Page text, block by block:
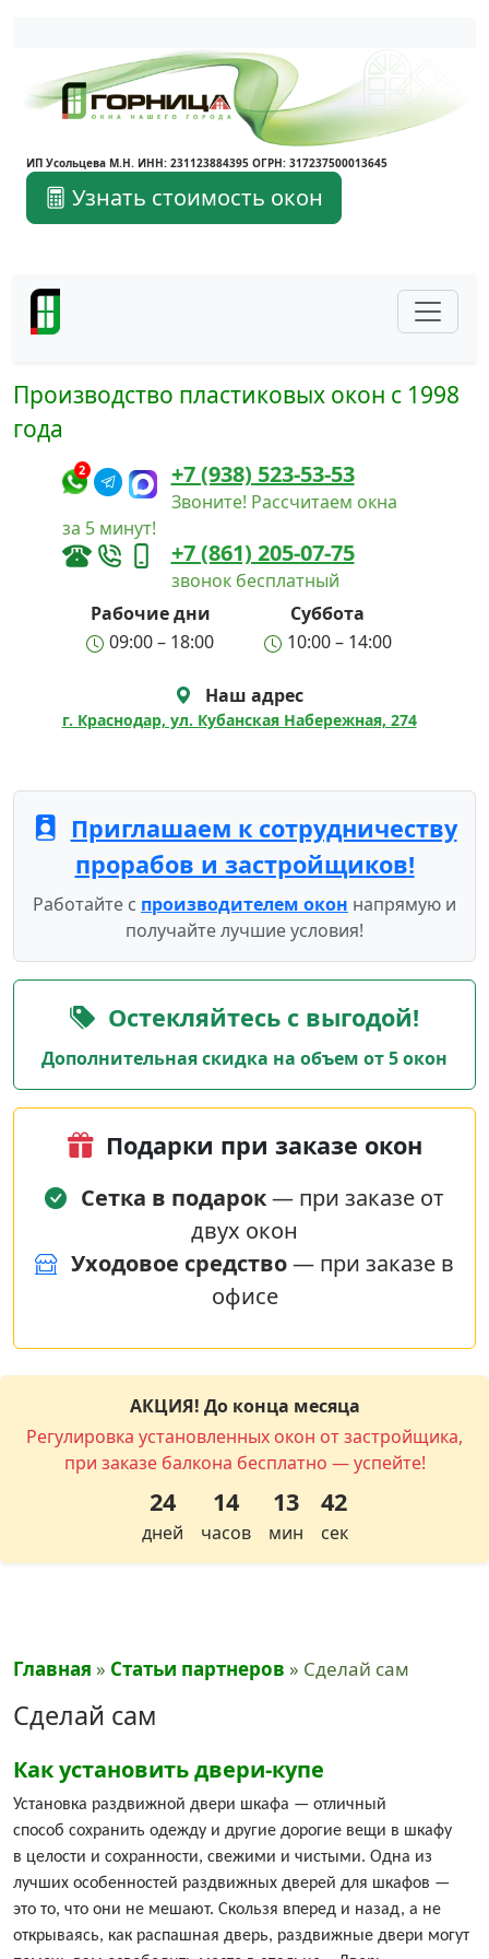
Написать в Max
Написать в Telegram
ИП Усольцева М.Н. ИНН: 231123884395 ОГРН: 317237500013645
Узнать стоимость окон
Производство пластиковых окон с 1998
года
2 +7 (938) 523-53-53
Звоните! Рассчитаем окна
за 5 минут!
+7 (861) 205-07-75
звонок бесплатный
Рабочие дни
Суббота
09:00 – 18:00
10:00 – 14:00
Наш адрес
г. Краснодар, ул. Кубанская Набережная, 274
Приглашаем к сотрудничеству
прорабов и застройщиков!
Работайте с производителем окон напрямую и
получайте лучшие условия!
Остекляйтесь с выгодой!
Дополнительная скидка на объем от 5 окон
Подарки при заказе окон
Сетка в подарок— при заказе от
двух окон
Уходовое средство— при заказе в
офисе
АКЦИЯ! До конца месяца
Регулировка установленных окон от застройщика,
при заказе балкона бесплатно — успейте!
24
дней
14
часов
13
мин
42
сек
Главная » Статьи партнеров » Сделай сам
Сделай сам
Как установить двери-купе
Установка раздвижной двери шкафа — отличный
способ сохранить одежду и другие дорогие вещи в шкафу
в целости и сохранности, свежими и чистыми. Одна из
лучших особенностей раздвижных дверей для шкафов —
это то, что они не мешают. Скользя вперед и назад, а не
открываясь, как распашная дверь, раздвижные двери могут